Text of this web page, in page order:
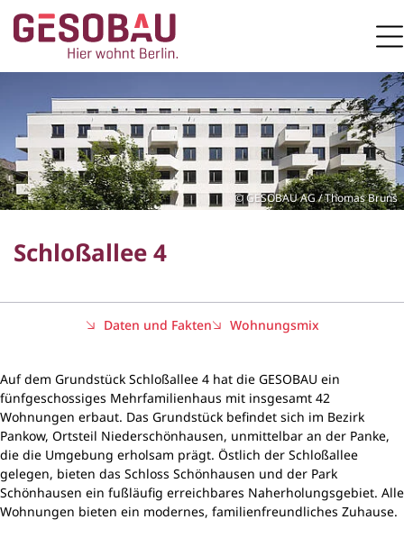
ZUM HAUPTINHALT SPRINGEN
Zur Startseite
GESOBAU AG / Thomas Bruns
Schloßallee 4
Daten und Fakten Wohnungsmix
Auf dem Grundstück Schloßallee 4 hat die GESOBAU ein
fünfgeschossiges Mehrfamilienhaus mit insgesamt 42
Wohnungen erbaut. Das Grundstück befindet sich im Bezirk
Pankow, Ortsteil Niederschönhausen, unmittelbar an der Panke,
die die Umgebung erholsam prägt. Östlich der Schloßallee
gelegen, bieten das Schloss Schönhausen und der Park
Schönhausen ein fußläufig erreichbares Naherholungsgebiet. Alle
Wohnungen bieten ein modernes, familienfreundliches Zuhause.